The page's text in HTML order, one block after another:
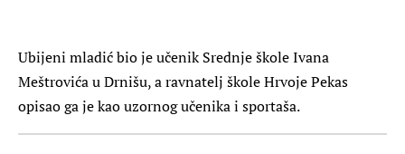
Ubijeni mladić bio je učenik Srednje škole Ivana
Meštrovića u Drnišu, a ravnatelj škole Hrvoje Pekas
opisao ga je kao uzornog učenika i sportaša.